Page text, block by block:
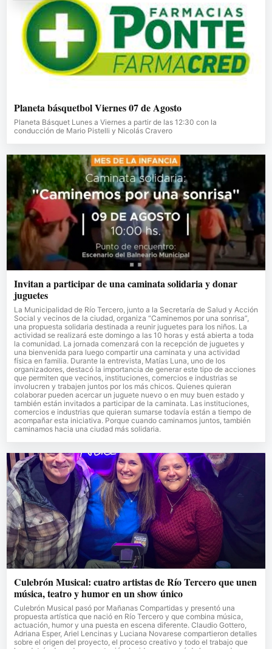
Planeta básquetbol Viernes 07 de Agosto
Planeta Básquet Lunes a Viernes a partir de las 12:30 con la
conducción de Mario Pistelli y Nicolás Cravero
Invitan a participar de una caminata solidaria y donar
juguetes
La Municipalidad de Río Tercero, junto a la Secretaría de Salud y Acción
Social y vecinos de la ciudad, organiza “Caminemos por una sonrisa”,
una propuesta solidaria destinada a reunir juguetes para los niños. La
actividad se realizará este domingo a las 10 horas y está abierta a toda
la comunidad. La jornada comenzará con la recepción de juguetes y
una bienvenida para luego compartir una caminata y una actividad
física en familia. Durante la entrevista, Matías Luna, uno de los
organizadores, destacó la importancia de generar este tipo de acciones
que permiten que vecinos, instituciones, comercios e industrias se
involucren y trabajen juntos por los más chicos. Quienes quieran
colaborar pueden acercar un juguete nuevo o en muy buen estado y
también están invitados a participar de la caminata. Las instituciones,
comercios e industrias que quieran sumarse todavía están a tiempo de
acompañar esta iniciativa. Porque cuando caminamos juntos, también
caminamos hacia una ciudad más solidaria.
Culebrón Musical: cuatro artistas de Río Tercero que unen
música, teatro y humor en un show único
Culebrón Musical pasó por Mañanas Compartidas y presentó una
propuesta artística que nació en Río Tercero y que combina música,
actuación, humor y una puesta en escena diferente. Claudio Gottero,
Adriana Esper, Ariel Lencinas y Luciana Novarese compartieron detalles
sobre el origen del proyecto, el proceso creativo y todo el trabajo que